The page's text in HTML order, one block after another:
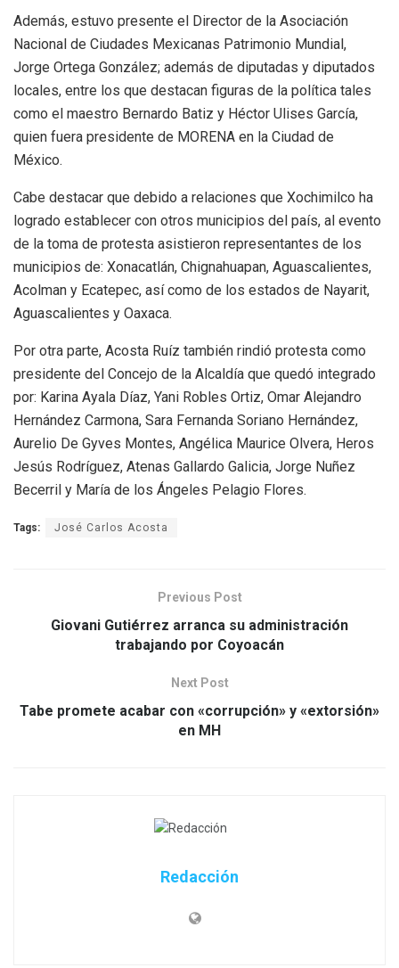
Además, estuvo presente el Director de la Asociación
Nacional de Ciudades Mexicanas Patrimonio Mundial,
Jorge Ortega González; además de diputadas y diputados
locales, entre los que destacan figuras de la política tales
como el maestro Bernardo Batiz y Héctor Ulises García,
quien fuera presidente de MORENA en la Ciudad de
México.
Cabe destacar que debido a relaciones que Xochimilco ha
logrado establecer con otros municipios del país, al evento
de la toma de protesta asistieron representantes de los
municipios de: Xonacatlán, Chignahuapan, Aguascalientes,
Acolman y Ecatepec, así como de los estados de Nayarit,
Aguascalientes y Oaxaca.
Por otra parte, Acosta Ruíz también rindió protesta como
presidente del Concejo de la Alcaldía que quedó integrado
por: Karina Ayala Díaz, Yani Robles Ortiz, Omar Alejandro
Hernández Carmona, Sara Fernanda Soriano Hernández,
Aurelio De Gyves Montes, Angélica Maurice Olvera, Heros
Jesús Rodríguez, Atenas Gallardo Galicia, Jorge Nuñez
Becerril y María de los Ángeles Pelagio Flores.
Tags: José Carlos Acosta
Previous Post
Giovani Gutiérrez arranca su administración
trabajando por Coyoacán
Next Post
Tabe promete acabar con «corrupción» y «extorsión»
en MH
Redacción